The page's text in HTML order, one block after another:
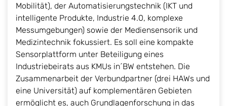
Mobilität), der Automatisierungstechnik (IKT und
intelligente Produkte, Industrie 4.0, komplexe
Messumgebungen) sowie der Mediensensorik und
Medizintechnik fokussiert. Es soll eine kompakte
Sensorplattform unter Beteiligung eines
Industriebeirats aus KMUs in´BW entstehen. Die
Zusammenarbeit der Verbundpartner (drei HAWs und
eine Universität) auf komplementären Gebieten
ermöglicht es, auch Grundlagenforschung in das